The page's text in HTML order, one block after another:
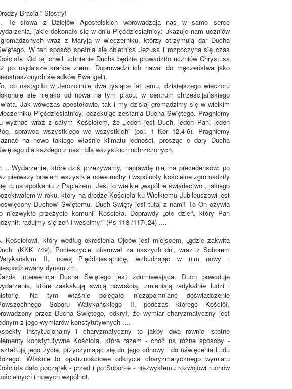
Bracia i Siostry!
Te słowa z Dziejów Apostolskich wprowadzają nas w samo serce
jakie dokonało się w dniu Pięćdziesiątnicy: ukazuje nam uczniów
wraz z Maryją w wieczerniku, którzy otrzymują dar Ducha
W ten sposób spełnia się obietnica Jezusa i rozpoczyna się czas
Od tej chwili tchnienie Ducha będzie prowadziło uczniów Chrystusa
po najdalsze krańce ziemi. Doprowadzi ich nawet do męczeństwa jako
świadków Ewangelii.
co nastąpiło w Jerozolimie dwa tysiące lat temu, dzisiejszego wieczoru
się niejako od nowa na tym placu, w centrum chrześcijańskiego
Jak wówczas apostołowie, tak i my dzisiaj gromadzimy się w wielkim
Pięćdziesiątnicy, oczekując zesłania Ducha Świętego. Pragniemy
wyznać wraz z całym Kościołem, że „jeden jest Duch, jeden Pan, jeden
sprawca wszystkiego we wszystkich” (por. 1 Kor 12,4-6). Pragniemy
na nowo takiego właśnie klimatu jedności, prosząc o dary Ducha
dla każdego z nas i dla wszystkich ochrzczonych.
...Wydarzenie, które dziś przeżywamy, naprawdę nie ma precedensów: po
pierwszy bowiem wszystkie nowe ruchy i wspólnoty kościelne zgromadziły
tu na spotkaniu z Papieżem. Jest to wielkie „wspólne świadectwo”, jakiego
w roku, który na drodze Kościoła ku Wielkiemu Jubileuszowi jest
Duchowi Świętemu. Duch Święty jest tutaj z nami! To On ożywia
niezwykłe przeżycie komunii Kościoła. Doprawdy „oto dzień, który Pan
radujmy się zeń i weselmy!” (Ps 118 /117/,24) ....
Kościołowi, który według określenia Ojców jest miejscem, „gdzie zakwita
(KKK 749), Pocieszyciel ofiarował za naszych dni, wraz z Soborem
II, nową Pięćdziesiątnicę, wzbudzając w nim nowy i
dynamizm.
interwencja Ducha Świętego jest zdumiewająca. Duch powoduje
które zaskakują swoją nowością, zmieniają radykalnie ludzi i
Na tym właśnie polegało niezapomniane doświadczenie
Soboru Watykańskiego II, podczas którego Kościół,
przez Ducha Świętego, odkrył, że wymiar charyzmatyczny jest
z jego wymiarów konstytutywnych ....
instytucjonalny i charyzmatyczny to jakby dwa równie istotne
konstytutywne Kościoła, które razem - choć na różne sposoby -
jego życie, przyczyniając się do jego odnowy i do uświęcenia Ludu
Właśnie to opatrznościowe odkrycie charyzmatycznego wymiaru
dało początek - przed i po Soborze - niezwykłemu rozwojowi ruchów
i nowych wspólnot.